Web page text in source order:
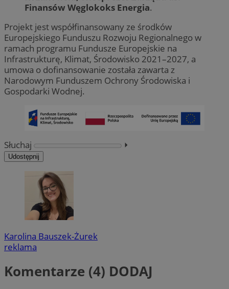
Finansów Węglokoks Energia.
Projekt jest współfinansowany ze środków
Europejskiego Funduszu Rozwoju Regionalnego w
ramach programu Fundusze Europejskie na
Infrastrukturę, Klimat, Środowisko 2021–2027, a
umowa o dofinansowanie została zawarta z
Narodowym Funduszem Ochrony Środowiska i
Gospodarki Wodnej.
Słuchaj ⏵︎
Udostępnij
Karolina Bauszek-Żurek
reklama
Komentarze (4) DODAJ